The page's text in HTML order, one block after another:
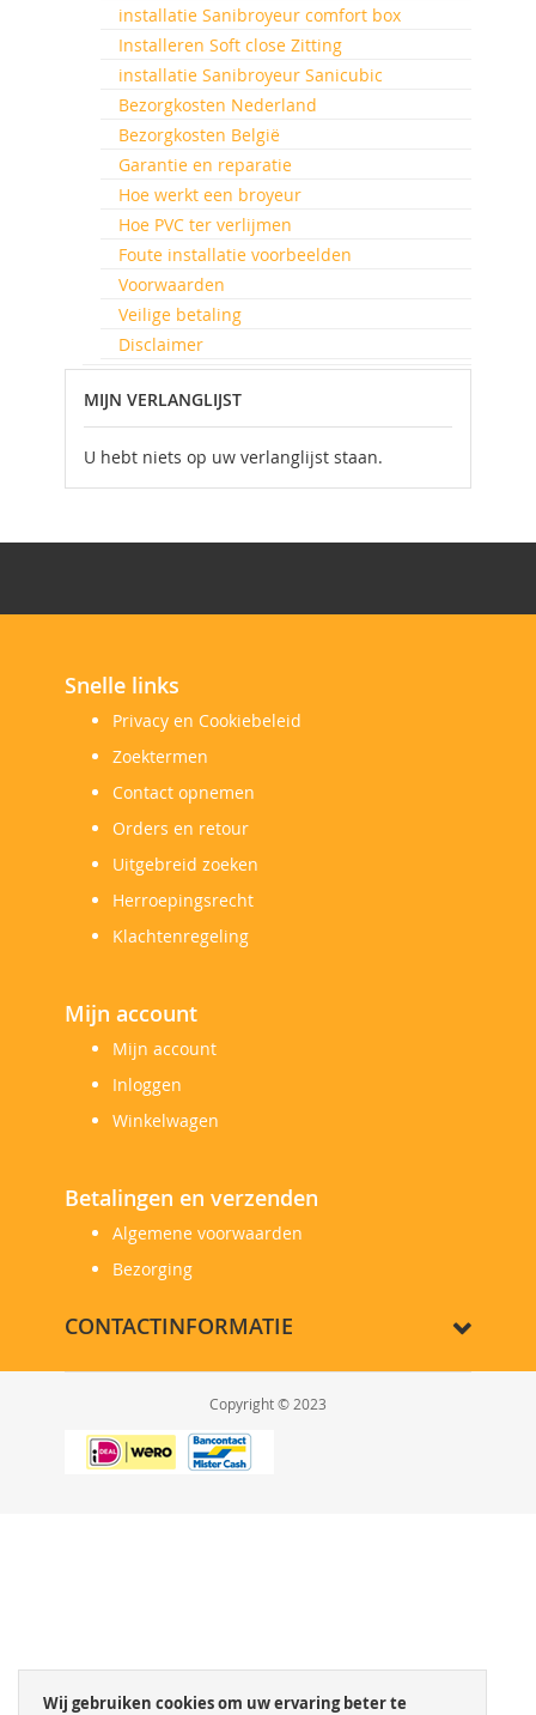
Wij gebruiken cookies om uw ervaring beter te
installatie Sanibroyeur comfort box
Installeren Soft close Zitting
installatie Sanibroyeur Sanicubic
Bezorgkosten Nederland
Bezorgkosten België
Garantie en reparatie
Hoe werkt een broyeur
Hoe PVC ter verlijmen
Foute installatie voorbeelden
Voorwaarden
Veilige betaling
Disclaimer
MIJN VERLANGLIJST
U hebt niets op uw verlanglijst staan.
Snelle links
Privacy en Cookiebeleid
Zoektermen
Contact opnemen
Orders en retour
Uitgebreid zoeken
Herroepingsrecht
Klachtenregeling
Mijn account
Mijn account
Inloggen
Winkelwagen
Betalingen en verzenden
Algemene voorwaarden
Bezorging
CONTACTINFORMATIE
Copyright © 2023